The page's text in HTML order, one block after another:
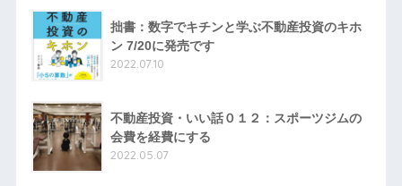
拙書：数字でキチンと学ぶ不動産投資のキホ
ン 7/20に発売です
2022.07.10
不動産投資・いい話０１２：スポーツジムの
会費を経費にする
2022.05.07